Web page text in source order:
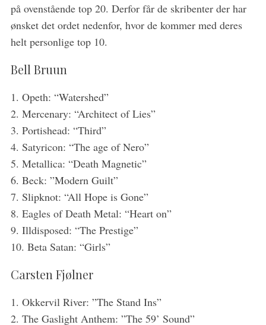
på ovenstående top 20. Derfor får de skribenter der har
ønsket det ordet nedenfor, hvor de kommer med deres
helt personlige top 10.
Bell Bruun
1. Opeth: “Watershed”
2. Mercenary: “Architect of Lies”
3. Portishead: “Third”
4. Satyricon: “The age of Nero”
5. Metallica: “Death Magnetic”
6. Beck: ”Modern Guilt”
7. Slipknot: “All Hope is Gone”
8. Eagles of Death Metal: “Heart on”
9. Illdisposed: “The Prestige”
10. Beta Satan: “Girls”
Carsten Fjølner
1. Okkervil River: ”The Stand Ins”
2. The Gaslight Anthem: ”The 59’ Sound”
S
e
c
h
o
: